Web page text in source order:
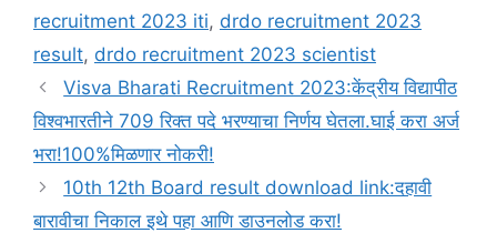
recruitment 2023 iti, drdo recruitment 2023
result, drdo recruitment 2023 scientist
Visva Bharati Recruitment 2023:केंद्रीय विद्यापीठ
विश्वभारतीने 709 रिक्त पदे भरण्याचा निर्णय घेतला.घाई करा अर्ज
भरा!100%मिळणार नोकरी!
10th 12th Board result download link:दहावी
बारावीचा निकाल इथे पहा आणि डाउनलोड करा!